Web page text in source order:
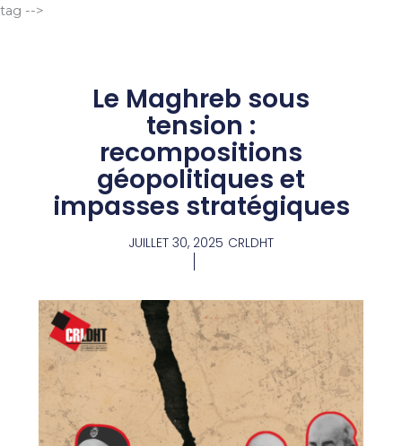
tag -->
Le Maghreb sous
tension :
recompositions
géopolitiques et
impasses stratégiques
JUILLET 30, 2025 CRLDHT